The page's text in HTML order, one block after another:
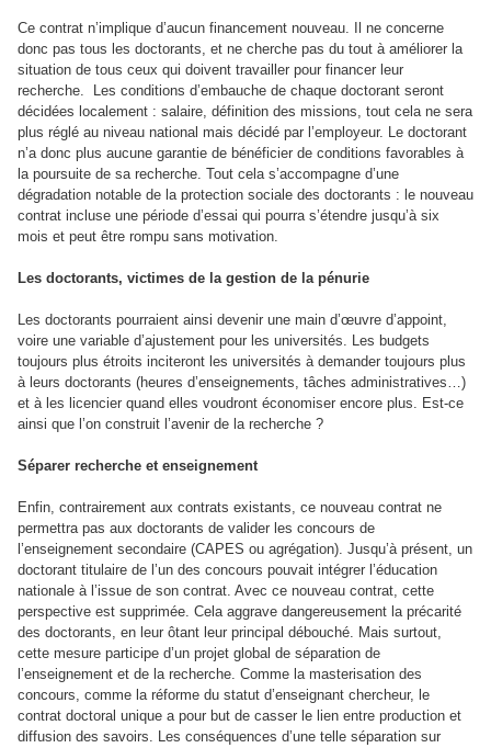
Ce contrat n’implique d’aucun financement nouveau. Il ne concerne
donc pas tous les doctorants, et ne cherche pas du tout à améliorer la
situation de tous ceux qui doivent travailler pour financer leur
recherche. Les conditions d’embauche de chaque doctorant seront
décidées localement : salaire, définition des missions, tout cela ne sera
plus réglé au niveau national mais décidé par l’employeur. Le doctorant
n’a donc plus aucune garantie de bénéficier de conditions favorables à
la poursuite de sa recherche. Tout cela s’accompagne d’une
dégradation notable de la protection sociale des doctorants : le nouveau
contrat incluse une période d’essai qui pourra s’étendre jusqu’à six
mois et peut être rompu sans motivation.
Les doctorants, victimes de la gestion de la pénurie
Les doctorants pourraient ainsi devenir une main d’œuvre d’appoint,
voire une variable d’ajustement pour les universités. Les budgets
toujours plus étroits inciteront les universités à demander toujours plus
à leurs doctorants (heures d’enseignements, tâches administratives…)
et à les licencier quand elles voudront économiser encore plus. Est-ce
ainsi que l’on construit l’avenir de la recherche ?
Séparer recherche et enseignement
Enfin, contrairement aux contrats existants, ce nouveau contrat ne
permettra pas aux doctorants de valider les concours de
l’enseignement secondaire (CAPES ou agrégation). Jusqu’à présent, un
doctorant titulaire de l’un des concours pouvait intégrer l’éducation
nationale à l’issue de son contrat. Avec ce nouveau contrat, cette
perspective est supprimée. Cela aggrave dangereusement la précarité
des doctorants, en leur ôtant leur principal débouché. Mais surtout,
cette mesure participe d’un projet global de séparation de
l’enseignement et de la recherche. Comme la masterisation des
concours, comme la réforme du statut d’enseignant chercheur, le
contrat doctoral unique a pour but de casser le lien entre production et
diffusion des savoirs. Les conséquences d’une telle séparation sur